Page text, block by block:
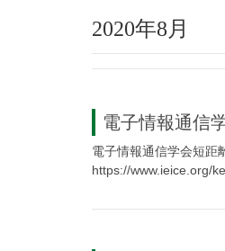
2020年8月
電子情報通信
電子情報通信学会短距
https://www.ieice.org/